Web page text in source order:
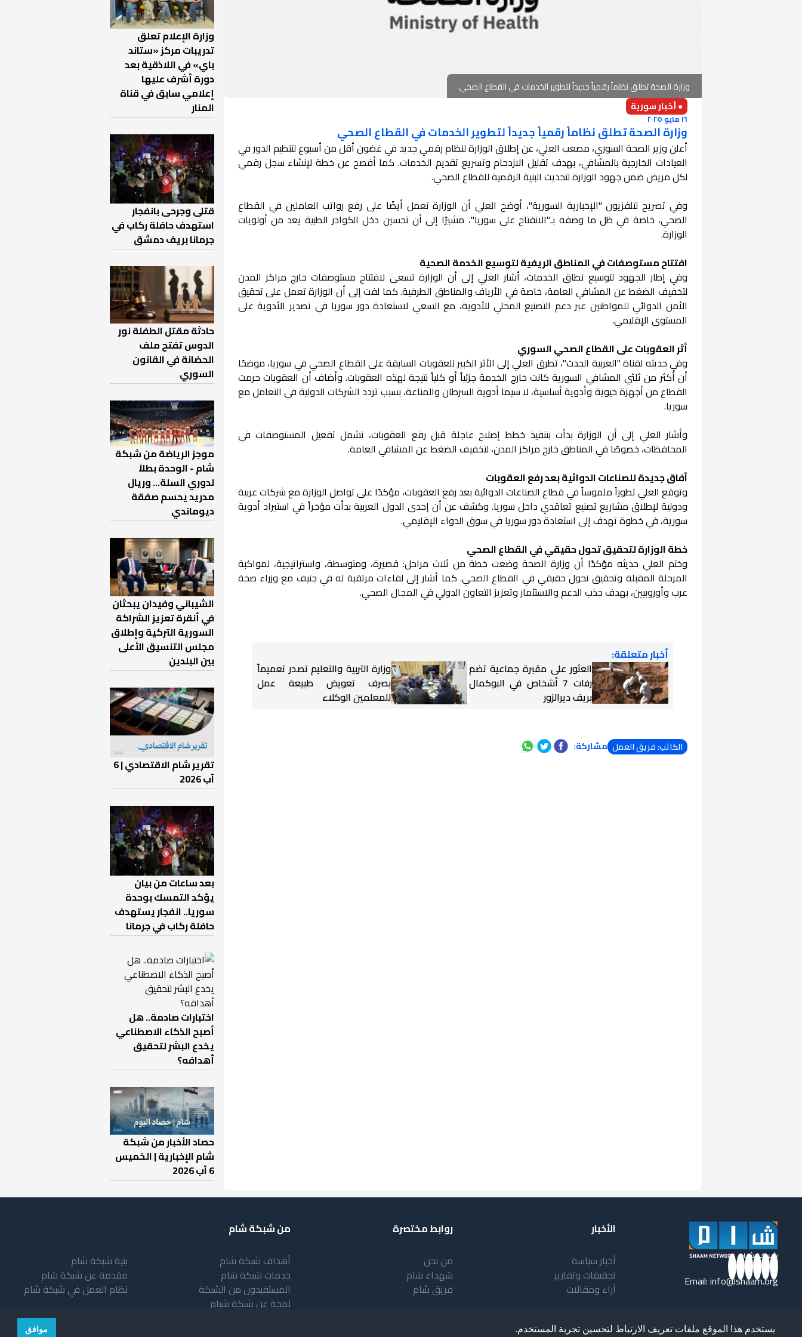
يستخدم هذا الموقع ملفات تعريف الارتباط لتحسين تجربة المستخدم. موافق
وزارة الصحة تطلق نظاماً رقمياً جديداً لتطوير الخدمات في القطاع الصحي
● أخبار سورية
١٦ مايو ٢٠٢٥
وزارة الصحة تطلق نظاماً رقمياً جديداً لتطوير الخدمات في القطاع الصحي
أعلن وزير الصحة السوري، مصعب العلي، عن إطلاق الوزارة لنظام رقمي جديد في غضون أقل من أسبوع لتنظيم الدور في
العيادات الخارجية بالمشافي، بهدف تقليل الازدحام وتسريع تقديم الخدمات. كما أفصح عن خطة لإنشاء سجل رقمي
لكل مريض ضمن جهود الوزارة لتحديث البنية الرقمية للقطاع الصحي.
وفي تصريح لتلفزيون "الإخبارية السورية"، أوضح العلي أن الوزارة تعمل أيضًا على رفع رواتب العاملين في القطاع
الصحي، خاصة في ظل ما وصفه بـ"الانفتاح على سوريا"، مشيرًا إلى أن تحسين دخل الكوادر الطبية يعد من أولويات
الوزارة.
افتتاح مستوصفات في المناطق الريفية لتوسيع الخدمة الصحية
وفي إطار الجهود لتوسيع نطاق الخدمات، أشار العلي إلى أن الوزارة تسعى لافتتاح مستوصفات خارج مراكز المدن
لتخفيف الضغط عن المشافي العامة، خاصة في الأرياف والمناطق الطرفية. كما لفت إلى أن الوزارة تعمل على تحقيق
الأمن الدوائي للمواطنين عبر دعم التصنيع المحلي للأدوية، مع السعي لاستعادة دور سوريا في تصدير الأدوية على
المستوى الإقليمي.
أثر العقوبات على القطاع الصحي السوري
وفي حديثه لقناة "العربية الحدث"، تطرق العلي إلى الأثر الكبير للعقوبات السابقة على القطاع الصحي في سوريا، موضحًا
أن أكثر من ثلثي المشافي السورية كانت خارج الخدمة جزئياً أو كلياً نتيجة لهذه العقوبات. وأضاف أن العقوبات حرمت
القطاع من أجهزة حيوية وأدوية أساسية، لا سيما أدوية السرطان والمناعة، بسبب تردد الشركات الدولية في التعامل مع
سوريا.
وأشار العلي إلى أن الوزارة بدأت بتنفيذ خطط إصلاح عاجلة قبل رفع العقوبات، تشمل تفعيل المستوصفات في
المحافظات، خصوصًا في المناطق خارج مراكز المدن، لتخفيف الضغط عن المشافي العامة.
آفاق جديدة للصناعات الدوائية بعد رفع العقوبات
وتوقع العلي تطوراً ملموساً في قطاع الصناعات الدوائية بعد رفع العقوبات، مؤكدًا على تواصل الوزارة مع شركات عربية
ودولية لإطلاق مشاريع تصنيع تعاقدي داخل سوريا. وكشف عن أن إحدى الدول العربية بدأت مؤخراً في استيراد أدوية
سورية، في خطوة تهدف إلى استعادة دور سوريا في سوق الدواء الإقليمي.
خطة الوزارة لتحقيق تحول حقيقي في القطاع الصحي
وختم العلي حديثه مؤكدًا أن وزارة الصحة وضعت خطة من ثلاث مراحل: قصيرة، ومتوسطة، واستراتيجية، لمواكبة
المرحلة المقبلة وتحقيق تحول حقيقي في القطاع الصحي. كما أشار إلى لقاءات مرتقبة له في جنيف مع وزراء صحة
عرب وأوروبيين، بهدف جذب الدعم والاستثمار وتعزيز التعاون الدولي في المجال الصحي.
أخبار متعلقة:
العثور على مقبرة جماعية تضم
رفات 7 أشخاص في البوكمال
بريف ديرالزور
وزارة التربية والتعليم تصدر تعميماً
بصرف تعويض طبيعة عمل
للمعلمين الوكلاء
الكاتب: فريق العمل مشاركة:
وزارة الإعلام تعلق
تدريبات مركز «ستاند
باي» في اللاذقية بعد
دورة أشرف عليها
إعلامي سابق في قناة
المنار
قتلى وجرحى بانفجار
استهدف حافلة ركاب في
جرمانا بريف دمشق
حادثة مقتل الطفلة نور
الدوس تفتح ملف
الحضانة في القانون
السوري
موجز الرياضة من شبكة
شام - الوحدة بطلاً
لدوري السلة... وريال
مدريد يحسم صفقة
ديوماندي
الشيباني وفيدان يبحثان
في أنقرة تعزيز الشراكة
السورية التركية وإطلاق
مجلس التنسيق الأعلى
بين البلدين
تقرير شام الاقتصادي | 6
آب 2026
بعد ساعات من بيان
يؤكد التمسك بوحدة
سوريا.. انفجار يستهدف
حافلة ركاب في جرمانا
اختبارات صادمة.. هل
أصبح الذكاء الاصطناعي
يخدع البشر لتحقيق
أهدافه؟
حصاد الأخبار من شبكة
شام الإخبارية | الخميس
6 آب 2026
Email:info@shaam.org
الأخبار
أخبار سياسة
تحقيقات وتقارير
آراء ومقالات
روابط مختصرة
من نحن
شهداء شام
فريق شام
من شبكة شام
أهداف شبكة شام
خدمات شبكة شام
المستفيدون من الشبكة
لمحة عن شبكة شبام
بنية شبكة شام
مقدمة عن شبكة شام
نظام العمل في شبكة شام